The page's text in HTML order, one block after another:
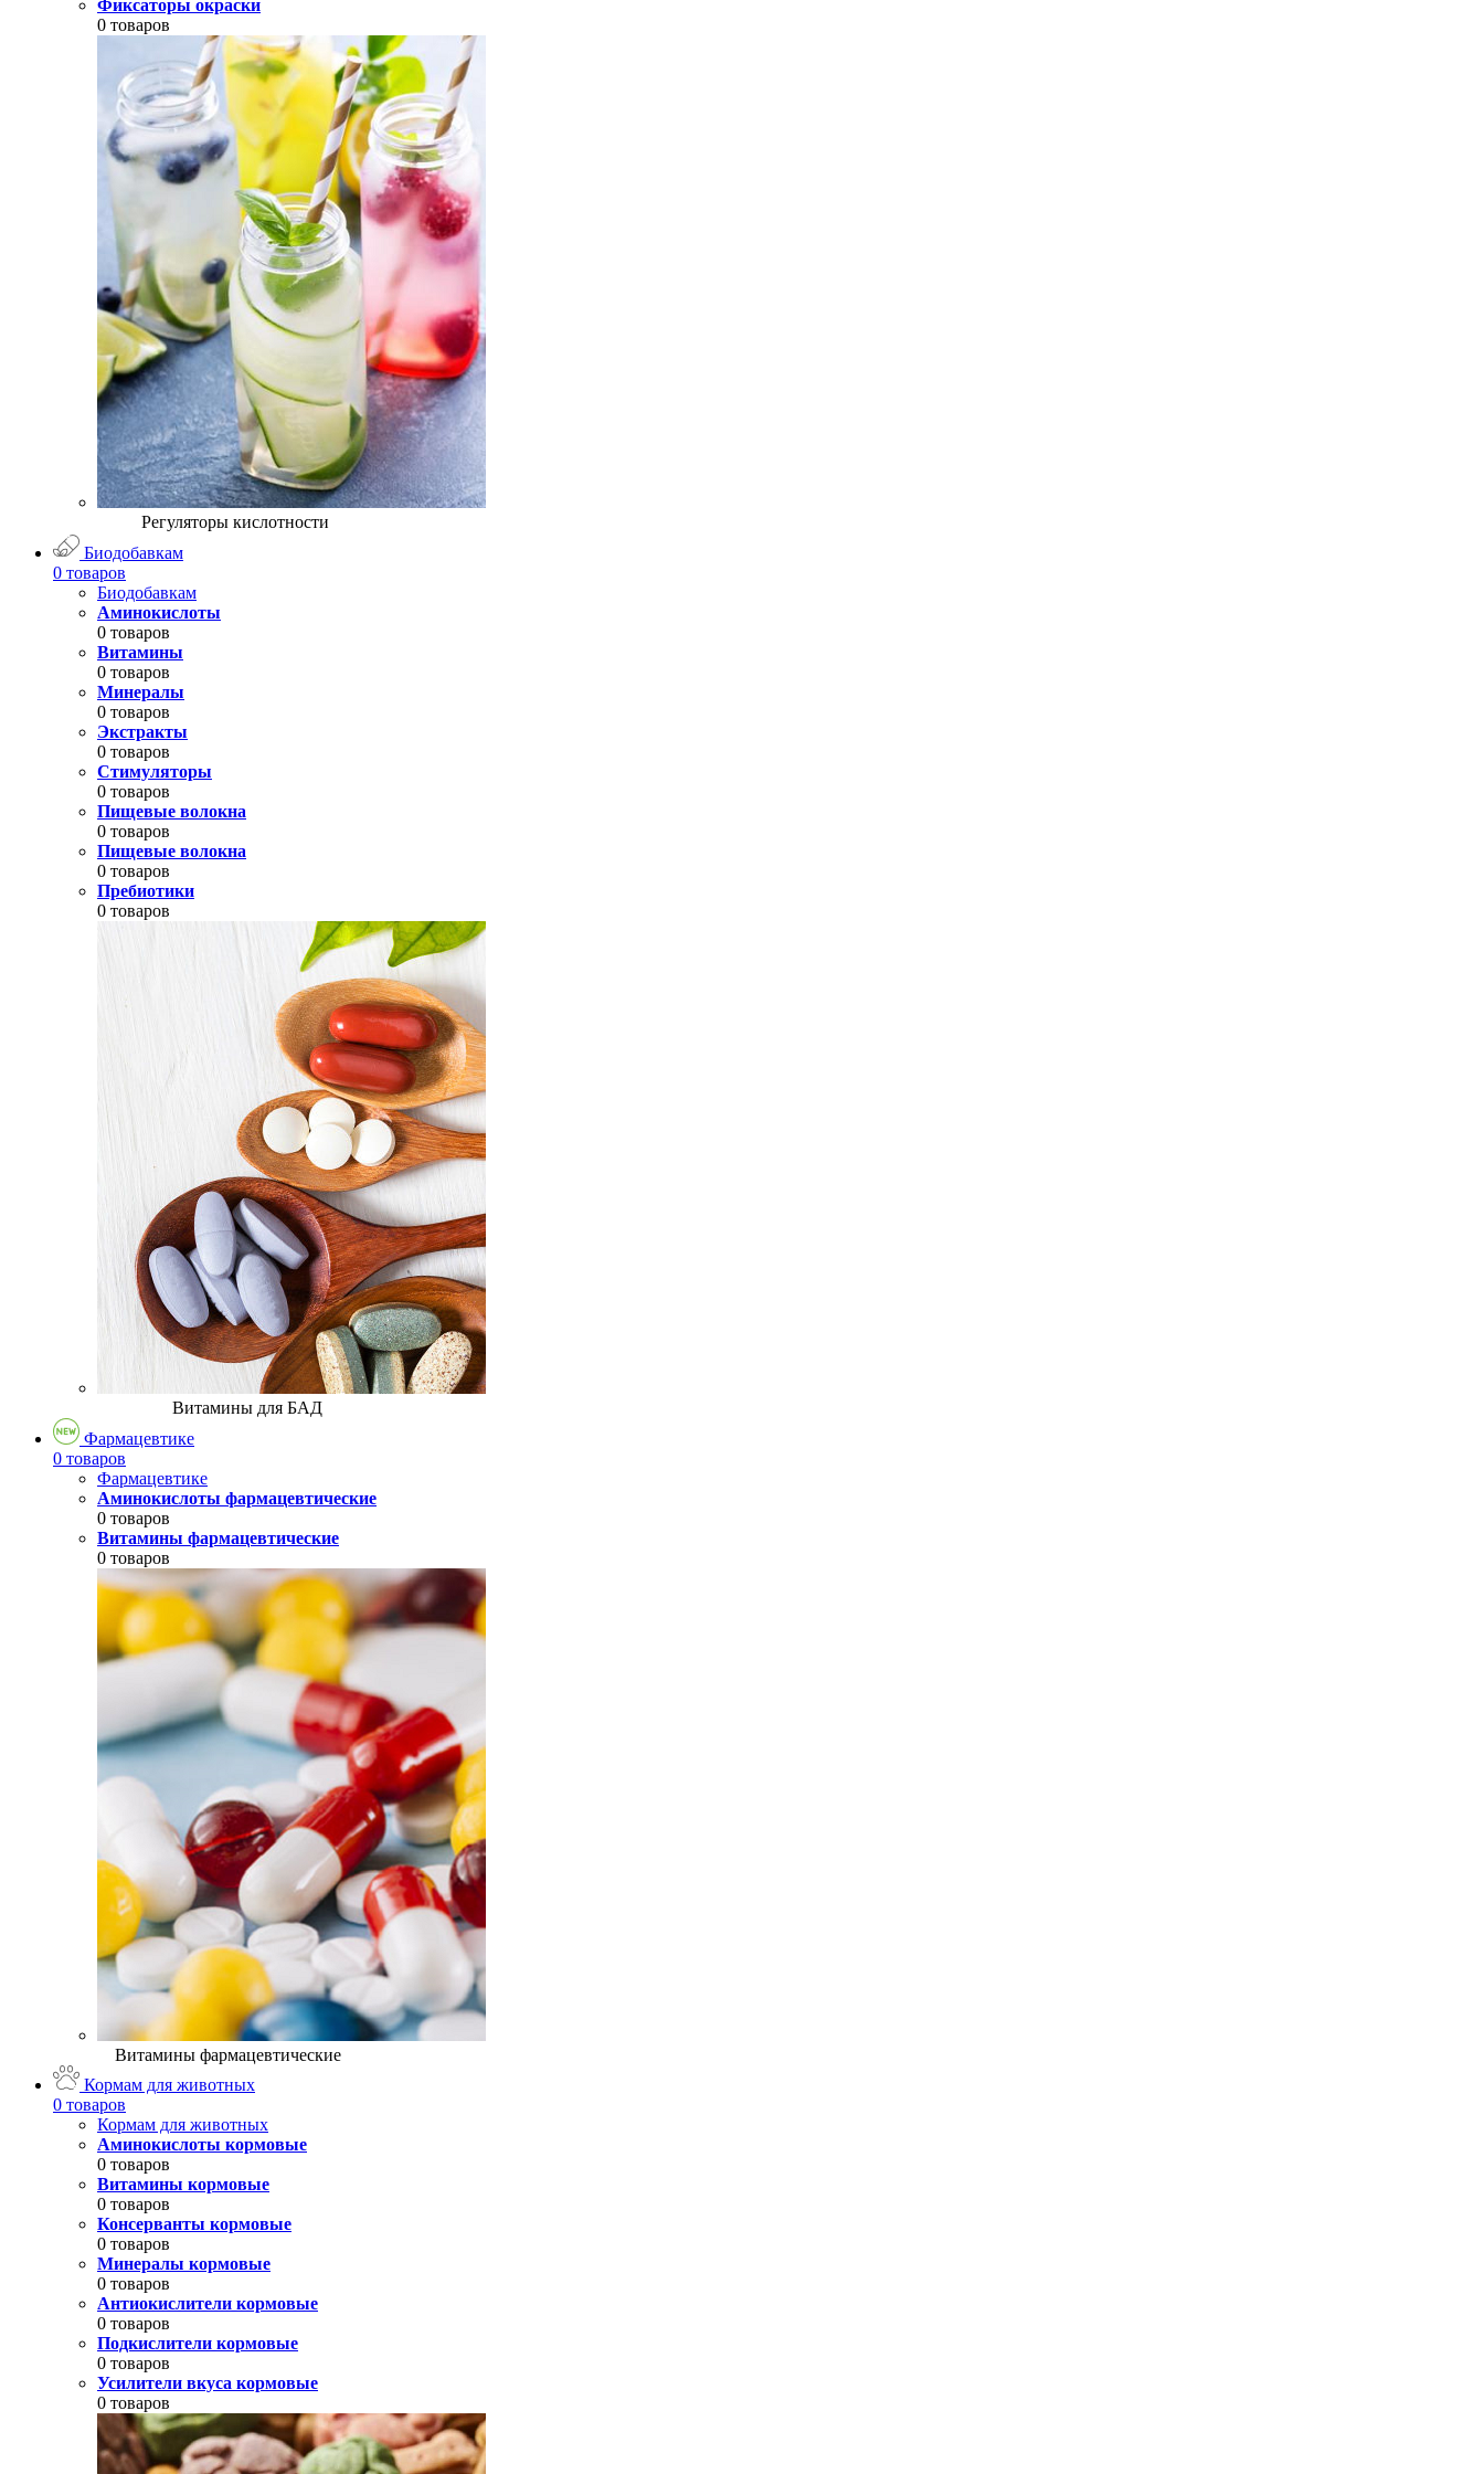
Фиксаторы окраски
0 товаров
Регуляторы кислотности
Биодобавкам
0 товаров
Биодобавкам
Аминокислоты
0 товаров
Витамины
0 товаров
Минералы
0 товаров
Экстракты
0 товаров
Стимуляторы
0 товаров
Пищевые волокна
0 товаров
Пищевые волокна
0 товаров
Пребиотики
0 товаров
Витамины для БАД
Фармацевтике
0 товаров
Фармацевтике
Аминокислоты фармацевтические
0 товаров
Витамины фармацевтические
0 товаров
Витамины фармацевтические
Кормам для животных
0 товаров
Кормам для животных
Аминокислоты кормовые
0 товаров
Витамины кормовые
0 товаров
Консерванты кормовые
0 товаров
Минералы кормовые
0 товаров
Антиокислители кормовые
0 товаров
Подкислители кормовые
0 товаров
Усилители вкуса кормовые
0 товаров